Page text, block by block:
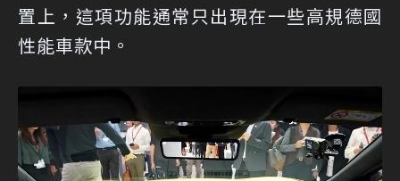
置上，這項功能通常只出現在一些高規德國
性能車款中。